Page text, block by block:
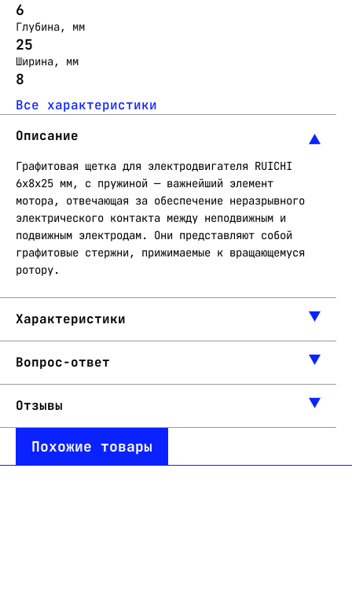
6
Глубина, мм
25
Ширина, мм
8
Все характеристики
Описание
Графитовая щетка для электродвигателя RUICHI
6x8x25 мм, с пружиной — важнейший элемент
мотора, отвечающая за обеспечение неразрывного
электрического контакта между неподвижным и
подвижным электродам. Они представляют собой
графитовые стержни, прижимаемые к вращающемуся
ротору.
Характеристики
Вопрос-ответ
Отзывы
Похожие товары